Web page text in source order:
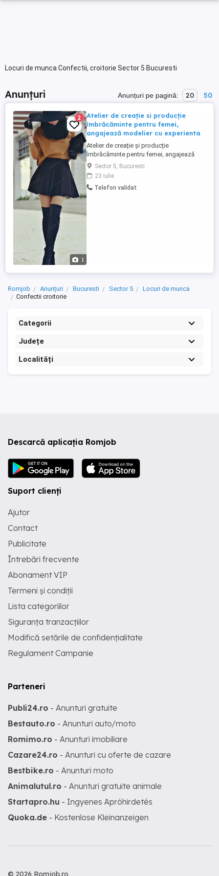
Locuri de munca Confectii, croitorie Sector 5 Bucuresti
Anunțuri Anunțuri pe pagină: 20 50
1
2
Atelier de creație si producție
îmbrăcăminte pentru femei,
angajează modelier cu experienta
Atelier de creație și producție
îmbrăcăminte pentru femei, angajează
modelier cu experienta(minim 5ani)
Atributii: Asamblare prototipuri cap coada
dupa tipare si serii mici pe mașini de
cusut industriale (liniară, overlock surfilat,
Sector 5, Bucuresti
23 iulie
Telefon validat
Romjob Anunțuri Bucuresti Sector 5
Locuri de munca
Confectii croitorie
Categorii
Județe
Localități
Descarcă aplicația Romjob
Suport clienți
Ajutor
Contact
Publicitate
Întrebări frecvente
Abonament VIP
Termeni și condiții
Lista categoriilor
Siguranța tranzacțiilor
Modifică setările de confidențialitate
Regulament Campanie
Parteneri
Publi24.ro - Anunturi gratuite
Bestauto.ro - Anunturi auto/moto
Romimo.ro - Anunturi imobiliare
Cazare24.ro - Anunturi cu oferte de cazare
Bestbike.ro - Anunturi moto
Animalutul.ro - Anunturi gratuite animale
Startapro.hu - Ingyenes Apróhirdetés
Quoka.de - Kostenlose Kleinanzeigen
© 2026 Romjob.ro